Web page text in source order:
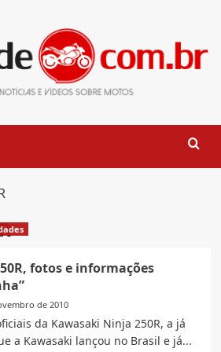
fotos e informações
de 2010
da Kawasaki Ninja 250R, a já
a Kawasaki lançou no Brasil e já...